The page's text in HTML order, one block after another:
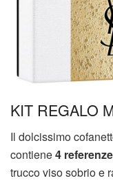
KIT REGALO
Il dolcissimo
contiene4
trucco viso sobrio e